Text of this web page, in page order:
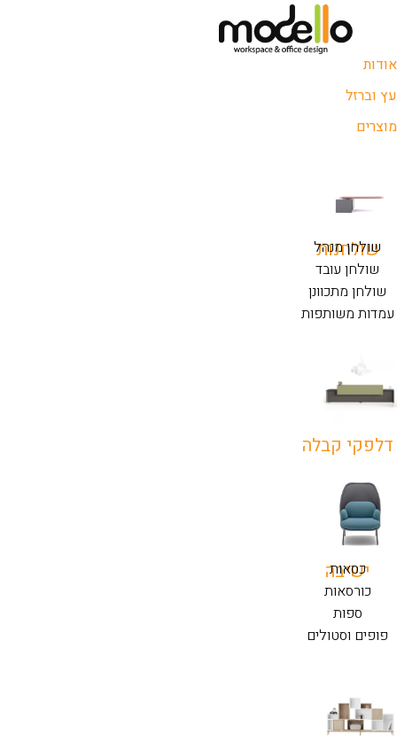
אודות
עץ וברזל
מוצרים
שולחנות
שולחן מנהל
שולחן עובד
שולחן מתכוונן
עמדות משותפות
דלפקי קבלה
ישיבה
כסאות
כורסאות
ספות
פופים וסטולים